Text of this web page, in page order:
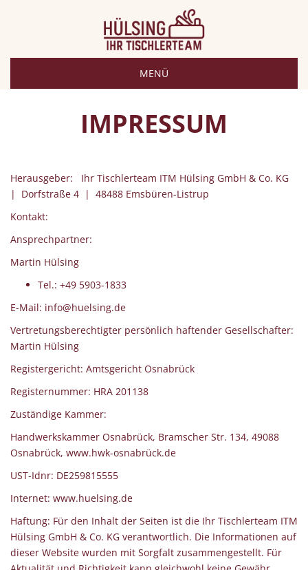
MENÜ
IMPRESSUM
Herausgeber: Ihr Tischlerteam ITM Hülsing GmbH & Co. KG
| Dorfstraße 4 | 48488 Emsbüren-Listrup
Kontakt:
Ansprechpartner:
Martin Hülsing
Tel.: +49 5903-1833
E-Mail: info@huelsing.de
Vertretungsberechtigter persönlich haftender Gesellschafter:
Martin Hülsing
Registergericht: Amtsgericht Osnabrück
Registernummer: HRA 201138
Zuständige Kammer:
Handwerkskammer Osnabrück, Bramscher Str. 134, 49088
Osnabrück, www.hwk-osnabrück.de
UST-Idnr: DE259815555
Internet: www.huelsing.de
Haftung: Für den Inhalt der Seiten ist die Ihr Tischlerteam ITM
Hülsing GmbH & Co. KG verantwortlich. Die Informationen auf
dieser Website wurden mit Sorgfalt zusammengestellt. Für